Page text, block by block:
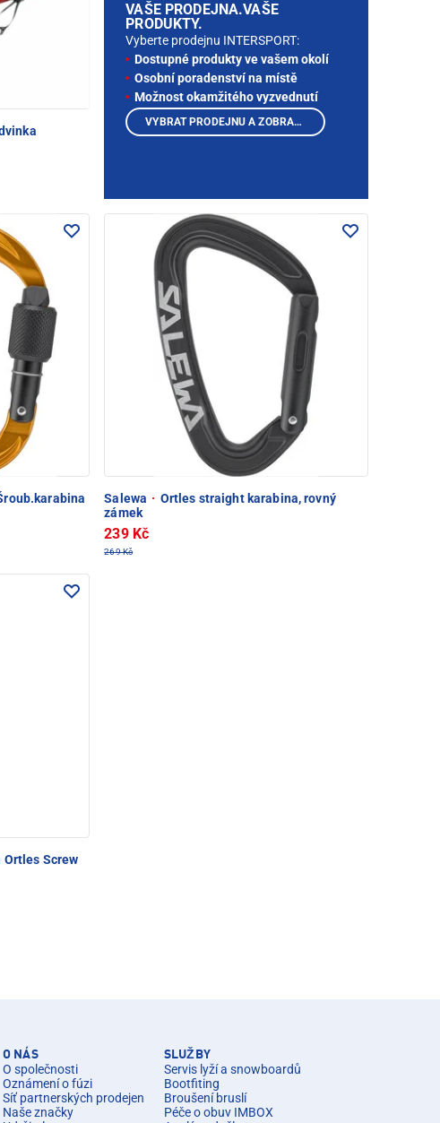
Salewa · Ortles straight karabina, rovný
zámek
239 Kč
269 Kč
Screw
VAŠE PRODEJNA.VAŠE
PRODUKTY.
Vyberte prodejnu INTERSPORT:
Dostupné produkty ve vašem okolí
Osobní poradenství na místě
Možnost okamžitého vyzvednutí
VYBRAT PRODEJNU A ZOBRAZIT PRODUKTY
O NÁS
O společnosti
Oznámení o fúzi
Síť partnerských prodejen
Naše značky
SLUŽBY
Servis lyží a snowboardů
Bootfiting
Broušení bruslí
Péče o obuv IMBOX